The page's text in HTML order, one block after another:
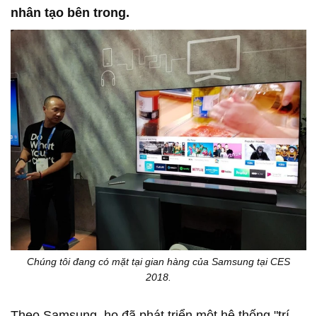
nhân tạo bên trong.
Chúng tôi đang có mặt tại gian hàng của Samsung tại CES
2018.